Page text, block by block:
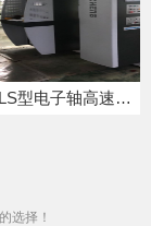
MC-Y400ELS型电子轴高速凹版印刷机
选择！